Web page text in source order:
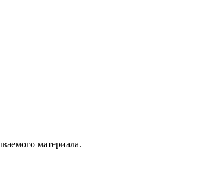
материала.